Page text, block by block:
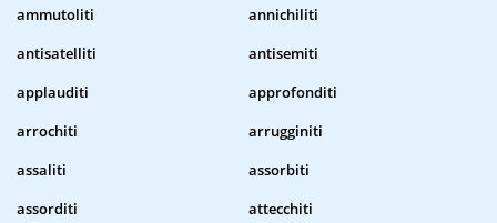
ammutoliti
annichiliti
antisatelliti
antisemiti
applauditi
approfonditi
arrochiti
arrugginiti
assaliti
assorbiti
assorditi
attecchiti